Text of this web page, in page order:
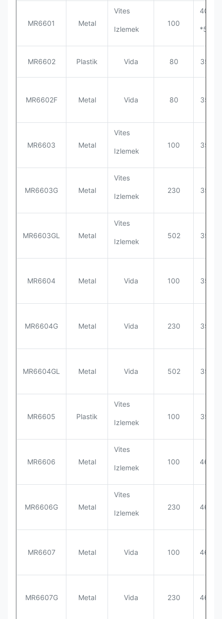
MR6601 Metal
Vites
Izlemek
100
*563
MR6602 Plastik Vida 80
MR6602F Metal Vida 80
MR6603 Metal
Vites
Izlemek
100
MR6603G Metal
Vites
Izlemek
230
MR6603GL Metal
Vites
Izlemek
502
MR6604 Metal Vida 100
MR6604G Metal Vida 230
MR6604GL Metal Vida 502
MR6605 Plastik
Vites
Izlemek
100
MR6606 Metal
Vites
Izlemek
100
MR6606G Metal
Vites
Izlemek
230
MR6607 Metal Vida 100
MR6607G Metal Vida 230